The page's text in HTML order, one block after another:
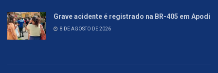
Grave acidente é registrado na BR-405 em Apodi
8 DE AGOSTO DE 2026